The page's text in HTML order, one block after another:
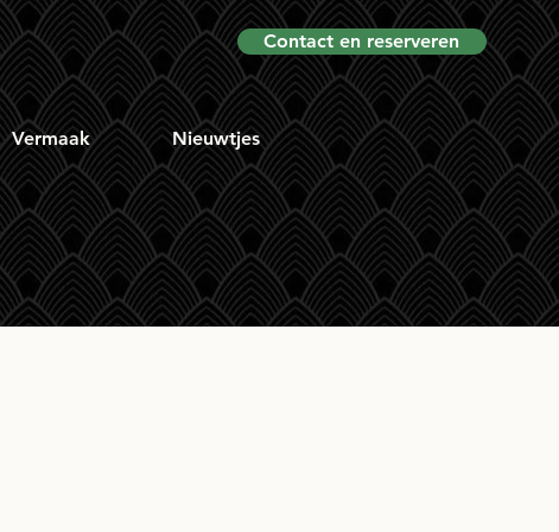
Contact en reserveren
Vermaak Nieuwtjes